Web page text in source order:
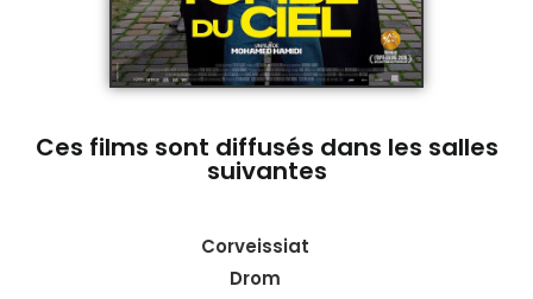
Ces films sont diffusés dans les salles
suivantes
Corveissiat
Drom